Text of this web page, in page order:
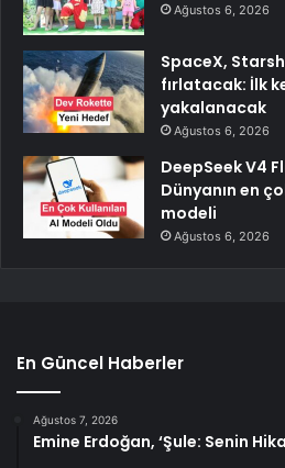
Ağustos 6, 2026
SpaceX,
fırlatacak: İlk
yakalanacak
Ağustos 6, 2026
DeepSeek V4
Dünyanın en
modeli
Ağustos 6, 2026
En Güncel Haberler
Ağustos 7, 2026
Emine Erdoğan, ‘Şule: Senin